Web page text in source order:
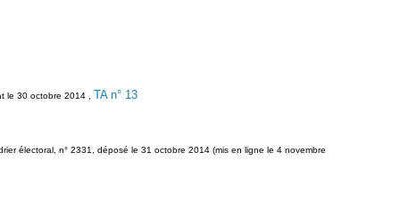
le 30 octobre 2014 , TA n° 13
électoral, n° 2331, déposé le 31 octobre 2014 (mis en ligne le 4 novembre